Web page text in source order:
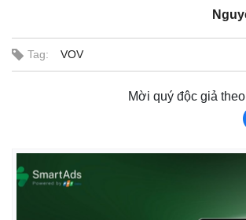
Tag: VOV
Mời quý độc giả